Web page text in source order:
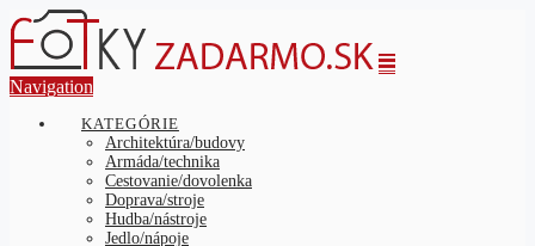
Navigation
KATEGÓRIE
Architektúra/budovy
Armáda/technika
Cestovanie/dovolenka
Doprava/stroje
Hudba/nástroje
Jedlo/nápoje